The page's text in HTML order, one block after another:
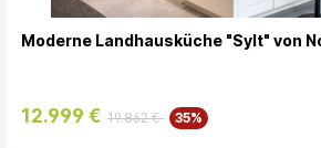
Moderne Landhausküche "Sylt" von
12.999 € 19.862 € 35%